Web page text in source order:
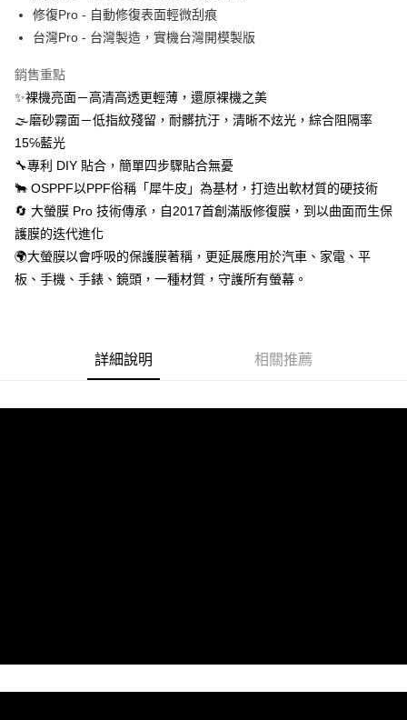
修復Pro - 自動修復表面輕微刮痕
台灣Pro - 台灣製造，實機台灣開模製版
銷售重點
✨裸機亮面－高清高透更輕薄，還原裸機之美
🌫磨砂霧面－低指紋殘留，耐髒抗汙，清晰不炫光，綜合阻隔率
15℅藍光
🔧專利 DIY 貼合，簡單四步驟貼合無憂
🐂 OSPPF以PPF俗稱「犀牛皮」為基材，打造出軟材質的硬技術
🔄 大螢膜 Pro 技術傳承，自2017首創滿版修復膜，到以曲面而生保
護膜的迭代進化
🌍大螢膜以會呼吸的保護膜著稱，更延展應用於汽車、家電、平
板、手機、手錶、鏡頭，一種材質，守護所有螢幕。
詳細說明 相關推薦